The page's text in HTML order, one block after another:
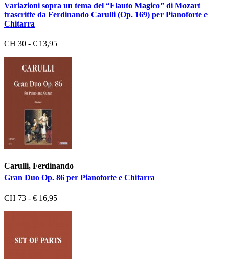
Variazioni sopra un tema del “Flauto Magico” di Mozart
trascritte da Ferdinando Carulli (Op. 169) per Pianoforte e
Chitarra
CH 30 - € 13,95
Carulli, Ferdinando
Gran Duo Op. 86 per Pianoforte e Chitarra
CH 73 - € 16,95